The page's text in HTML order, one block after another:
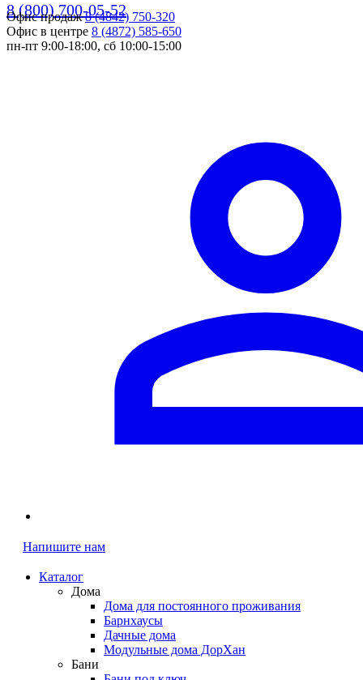
8 (800) 700-05-52
Офис продаж8 (4842) 750-320
Офис в центре 8 (4872) 585-650
пн-пт 9:00-18:00, сб 10:00-15:00
Напишите нам
Каталог
Дома
Дома для постоянного проживания
Барнхаусы
Дачные дома
Модульные дома ДорХан
Бани